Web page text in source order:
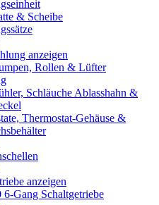
& Scheibe
anzeigen
Rollen & Lüfter
Schläuche Ablasshahn &
Thermostat-Gehäuse &
anzeigen
Gang Schaltgetriebe